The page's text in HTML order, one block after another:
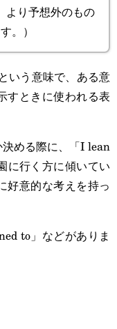
より予想外のもの
。）
いう意味で、ある意
すときに使われる表
める際に、「I lean
に行く方に傾いてい
好意的な考えを持っ
to」などがありま